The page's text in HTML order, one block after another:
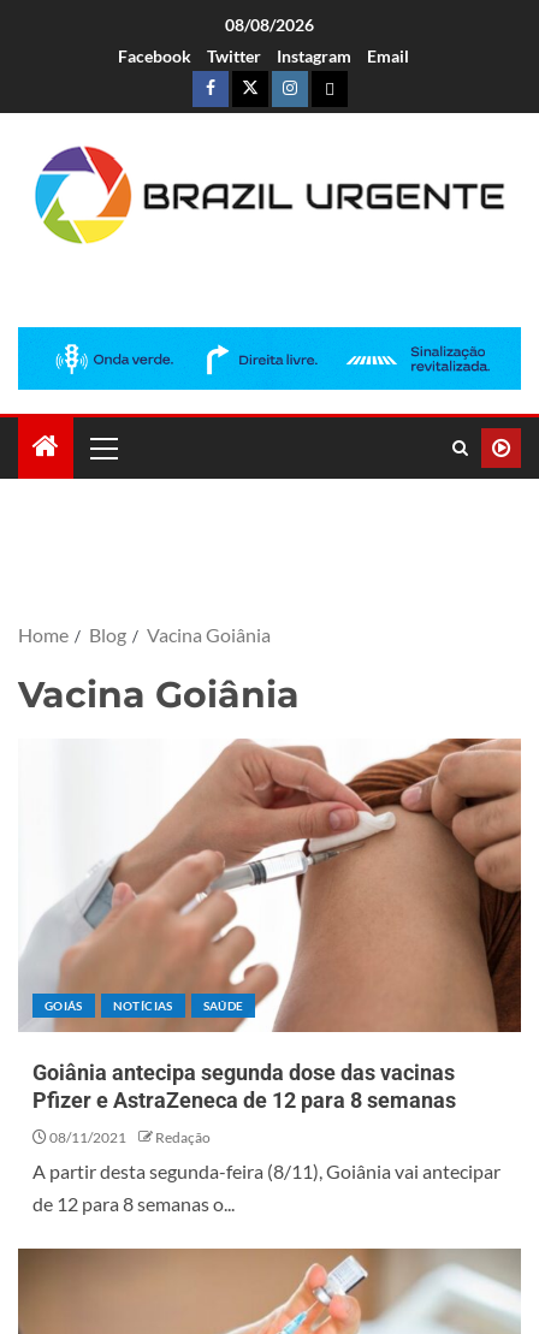
08/08/2026
Facebook
Twitter Instagram Email
Home Blog Vacina Goiânia
Vacina Goiânia
GOIÁS NOTÍCIAS SAÚDE
Goiânia antecipa segunda dose das vacinas
Pfizer e AstraZeneca de 12 para 8 semanas
08/11/2021 Redação
A partir desta segunda-feira (8/11), Goiânia vai antecipar
de 12 para 8 semanas o...